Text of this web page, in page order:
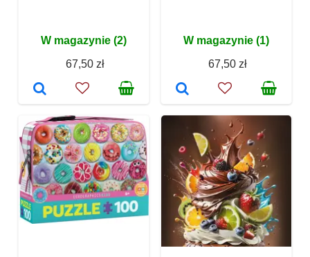
W magazynie (2)
67,50 zł
W magazynie (1)
67,50 zł